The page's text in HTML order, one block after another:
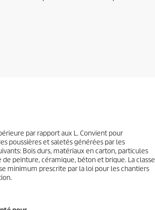
par rapport aux L. Convient pour
poussières et saletés générées par les
Bois durs, matériaux en carton, particules
de peinture, céramique, béton et brique. La classe
minimum prescrite par la loi pour les chantiers